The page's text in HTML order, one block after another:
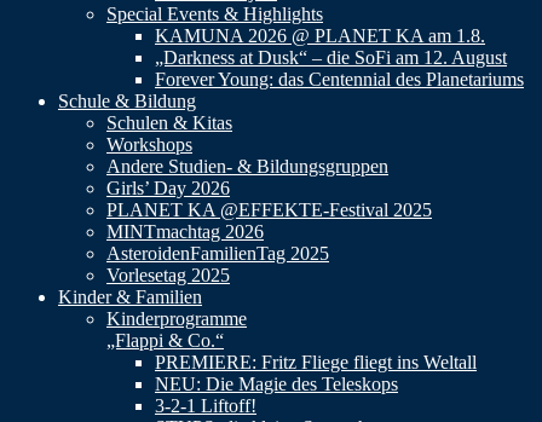
Special Events & Highlights
KAMUNA 2026 @ PLANET KA am 1.8.
„Darkness at Dusk“ – die SoFi am 12. August
Forever Young: das Centennial des Planetariums
Schule & Bildung
Schulen & Kitas
Workshops
Andere Studien- & Bildungsgruppen
Girls’ Day 2026
PLANET KA @EFFEKTE-Festival 2025
MINTmachtag 2026
AsteroidenFamilienTag 2025
Vorlesetag 2025
Kinder & Familien
Kinderprogramme
„Flappi & Co.“
PREMIERE: Fritz Fliege fliegt ins Weltall
NEU: Die Magie des Teleskops
3-2-1 Liftoff!